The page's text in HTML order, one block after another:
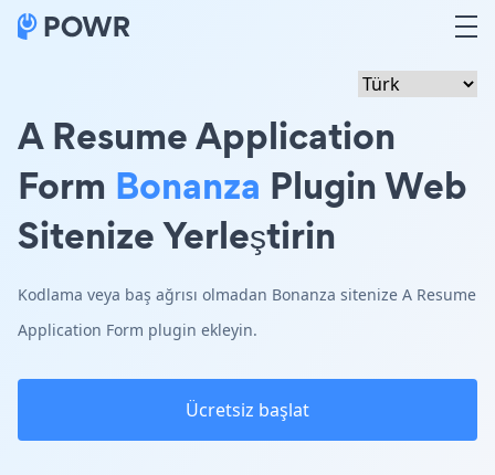
A Resume Application
Form Bonanza Plugin Web
Sitenize Yerleştirin
Kodlama veya baş ağrısı olmadan Bonanza sitenize A Resume
Application Form plugin ekleyin.
Ücretsiz başlat